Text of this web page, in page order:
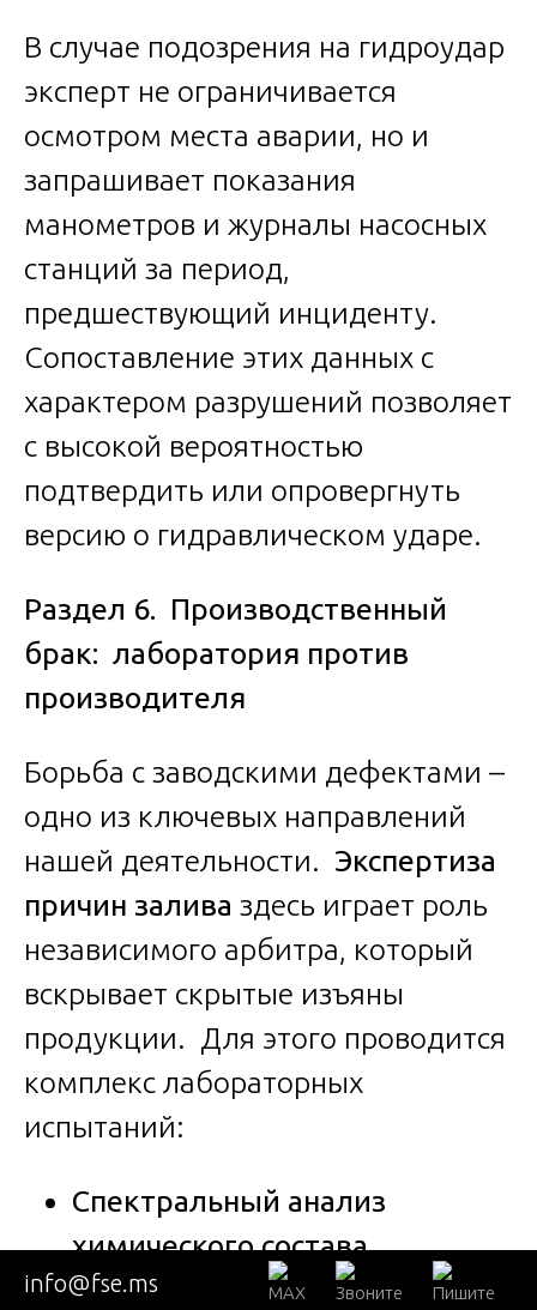
В случае подозрения на гидроудар
эксперт не ограничивается
осмотром места аварии, но и
запрашивает показания
манометров и журналы насосных
станций за период,
предшествующий инциденту.
Сопоставление этих данных с
характером разрушений позволяет
с высокой вероятностью
подтвердить или опровергнуть
версию о гидравлическом ударе.
Раздел 6. Производственный
брак: лаборатория против
производителя
Борьба с заводскими дефектами –
одно из ключевых направлений
нашей деятельности. Экспертиза
причин залива здесь играет роль
независимого арбитра, который
вскрывает скрытые изъяны
продукции. Для этого проводится
комплекс лабораторных
испытаний:
Спектральный анализ
химического состава
материала
для проверки его
info@fse.ms